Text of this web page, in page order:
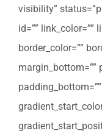
visibility”
id=”” link_color=””
border_color=””
margin_bottom=””